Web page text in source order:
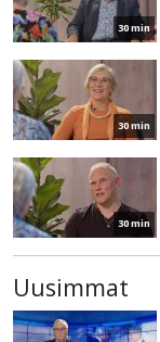
30 min
30 min
30 min
Uusimmat